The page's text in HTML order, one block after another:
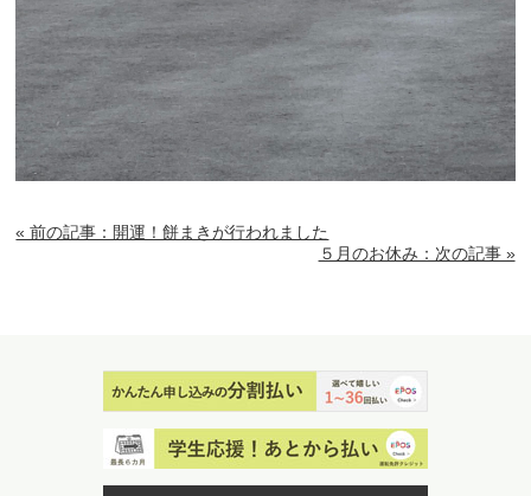
« 前の記事：開運！餅まきが行われました
５月のお休み：次の記事 »